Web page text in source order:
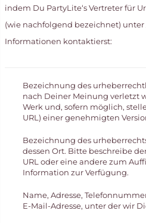
indem Du PartyLite‘s Vertreter für
(wie nachfolgend bezeichnet)
Informationen kontaktierst:
Bezeichnung des
nach Deiner Meinung verletzt
Werk und, sofern möglich,
URL) einer genehmigten
Bezeichnung des
dessen Ort. Bitte beschreibe
URL oder eine andere zum
Information zur Verfügung.
Name, Adresse,
E-Mail-Adresse, unter der wir